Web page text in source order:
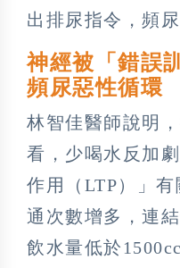
出排尿指令，頻
神經被「錯誤
頻尿惡性循環
林智佳醫師說明
看，少喝水反加
作用（LTP）」
通次數增多，連
飲水量低於